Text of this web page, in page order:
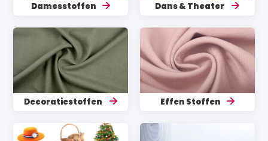
Damesstoffen Dans & Theater
Decoratiestoffen Effen Stoffen